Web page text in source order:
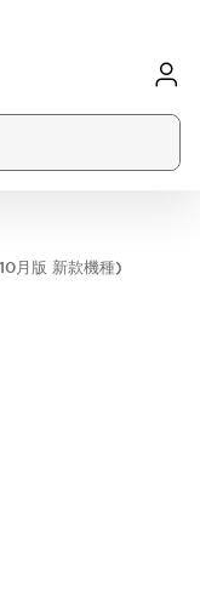
月版 新款機種)